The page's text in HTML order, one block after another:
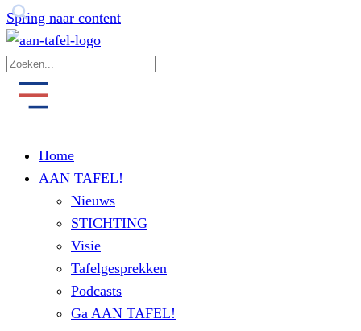
Spring naar content
Home
AAN TAFEL!
Nieuws
STICHTING
Visie
Tafelgesprekken
Podcasts
Ga AAN TAFEL!